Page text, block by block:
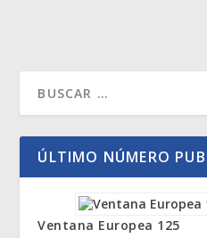
ÚLTIMO NÚMERO
Ventana Europea 125